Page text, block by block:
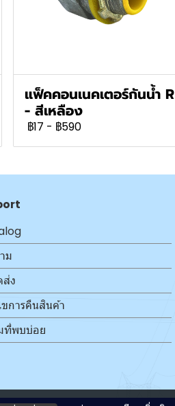
แฟ็คคอนเนคเตอร์กันน้ำ R
- สีเหลือง
฿17 - ฿590
ม
ส่ง
ขการคืนสินค้า
ที่พบบ่อย